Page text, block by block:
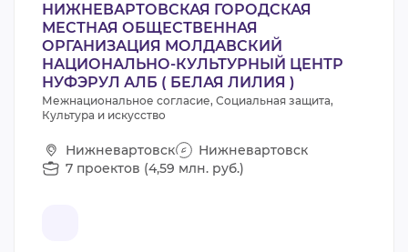
НИЖНЕВАРТОВСКАЯ ГОРОДСКАЯ
МЕСТНАЯ ОБЩЕСТВЕННАЯ
ОРГАНИЗАЦИЯ МОЛДАВСКИЙ
НАЦИОНАЛЬНО-КУЛЬТУРНЫЙ ЦЕНТР
НУФЭРУЛ АЛБ ( БЕЛАЯ ЛИЛИЯ )
Межнациональное согласие, Социальная защита,
Культура и искусство
Нижневартовск
Нижневартовск
7 проектов (4,59 млн. руб.)